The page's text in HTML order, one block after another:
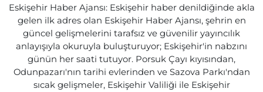
Eskişehir Haber Ajansı: Eskişehir haber denildiğinde akla
gelen ilk adres olan Eskişehir Haber Ajansı, şehrin en
güncel gelişmelerini tarafsız ve güvenilir yayıncılık
anlayışıyla okuruyla buluşturuyor; Eskişehir'in nabzını
günün her saati tutuyor. Porsuk Çayı kıyısından,
Odunpazarı'nın tarihi evlerinden ve Sazova Parkı'ndan
sıcak gelişmeler, Eskişehir Valiliği ile Eskişehir